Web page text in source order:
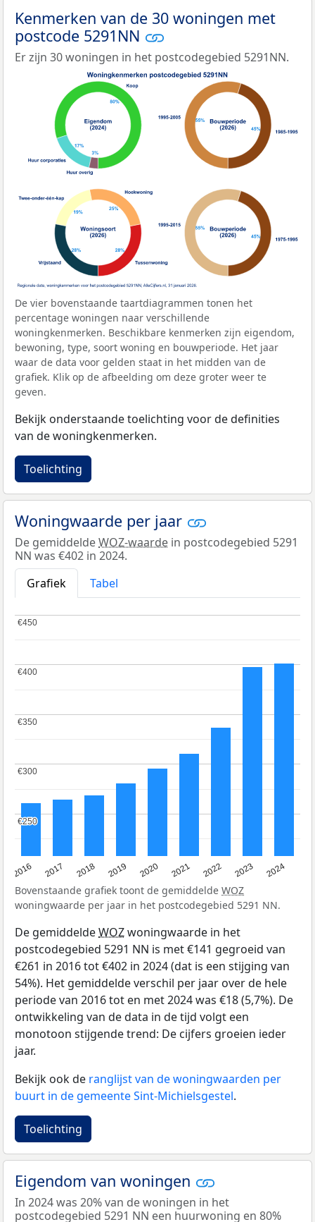
Kenmerken van de 30 woningen met
postcode 5291NN
Er zijn 30 woningen in het postcodegebied 5291NN.
De vier bovenstaande taartdiagrammen tonen het
percentage woningen naar verschillende
woningkenmerken. Beschikbare kenmerken zijn eigendom,
bewoning, type, soort woning en bouwperiode. Het jaar
waar de data voor gelden staat in het midden van de
grafiek. Klik op de afbeelding om deze groter weer te
geven.
Bekijk onderstaande toelichting voor de definities
van de woningkenmerken.
Toelichting
Woningwaarde per jaar
De gemiddeldeWOZ-waarde in postcodegebied 5291
NN was €402 in 2024.
Grafiek
Tabel
2016 2017 2018 2019 2020 2021 2022 2023 2024
€250
€250
€300
€300
€350
€350
€400
€400
€450
€450
Bovenstaande grafiek toont de gemiddelde WOZ
woningwaarde per jaar in het postcodegebied 5291 NN.
De gemiddeldeWOZwoningwaarde in het
postcodegebied 5291 NN is met €141 gegroeid van
€261 in 2016 tot €402 in 2024 (dat is een stijging van
54%). Het gemiddelde verschil per jaar over de hele
periode van 2016 tot en met 2024 was €18 (5,7%). De
ontwikkeling van de data in de tijd volgt een
monotoon stijgende trend: De cijfers groeien ieder
jaar.
Bekijk ook de ranglijst van de woningwaarden per
buurt in de gemeente Sint-Michielsgestel.
Toelichting
Eigendom van woningen
In 2024 was 20% van de woningen in het
postcodegebied 5291 NN een huurwoning en 80%